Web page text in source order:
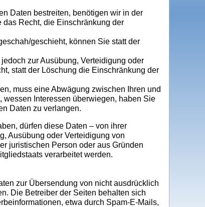
Daten bestreiten, benötigen wir in der
das Recht, die Einschränkung der
geschieht, können Sie statt der
zur Ausübung, Verteidigung oder
statt der Löschung die Einschränkung der
muss eine Abwägung zwischen Ihren und
wessen Interessen überwiegen, haben Sie
Daten zu verlangen.
dürfen diese Daten – von ihrer
Ausübung oder Verteidigung von
juristischen Person oder aus Gründen
verarbeitet werden.
zur Übersendung von nicht ausdrücklich
Die Betreiber der Seiten behalten sich
etwa durch Spam-E-Mails,